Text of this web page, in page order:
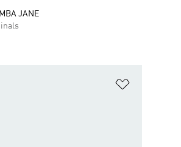
JANE